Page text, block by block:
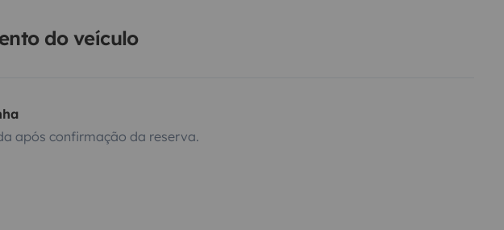
do veículo
após confirmação da reserva.